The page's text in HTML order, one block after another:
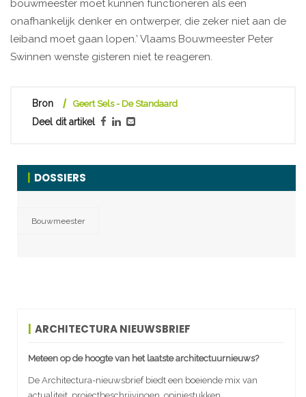
bouwmeester moet kunnen functioneren als een
onafhankelijk denker en ontwerper, die zeker niet aan de
leiband moet gaan lopen.’ Vlaams Bouwmeester Peter
Swinnen wenste gisteren niet te reageren.
Bron Geert Sels - De Standaard
Deel dit artikel
DOSSIERS
Bouwmeester
ARCHITECTURA NIEUWSBRIEF
Meteen op de hoogte van het laatste architectuurnieuws?
De Architectura-nieuwsbrief biedt een boeiende mix van